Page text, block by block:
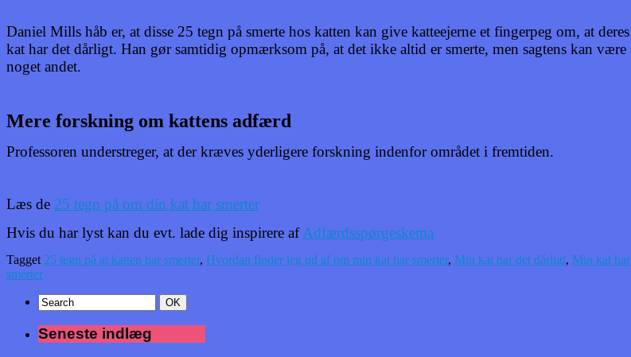
Daniel Mills håb er, at disse 25 tegn på smerte hos katten kan give katteejerne et fingerpeg om, at deres
kat har det dårligt. Han gør samtidig opmærksom på, at det ikke altid er smerte, men sagtens kan være
noget andet.
Mere forskning om kattens adfærd
Professoren understreger, at der kræves yderligere forskning indenfor området i fremtiden.
Læs de 25 tegn på om din kat har smerter
Hvis du har lyst kan du evt. lade dig inspirere af Adfærdsspørgeskema
Tagget 25 tegn på at katten har smerter, Hvordan finder jeg ud af om min kat har smerter, Min kat har det dårligt, Min kat har
smerter
Seneste indlæg